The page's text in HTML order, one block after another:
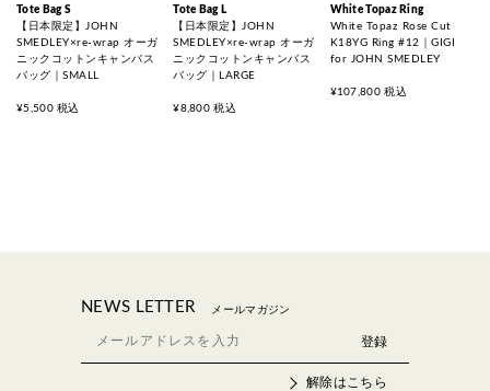
Tote Bag S
【日本限定】JOHN
SMEDLEY×re-wrap オーガ
ニックコットンキャンバス
バッグ｜SMALL
¥5,500 税込
Tote Bag L
【日本限定】JOHN
SMEDLEY×re-wrap オーガ
ニックコットンキャンバス
バッグ｜LARGE
¥8,800 税込
White Topaz Ring
White Topaz Rose Cut
K18YG Ring #12｜GIGI
for JOHN SMEDLEY
¥107,800 税込
NEWS LETTER メールマガジン
解除はこちら